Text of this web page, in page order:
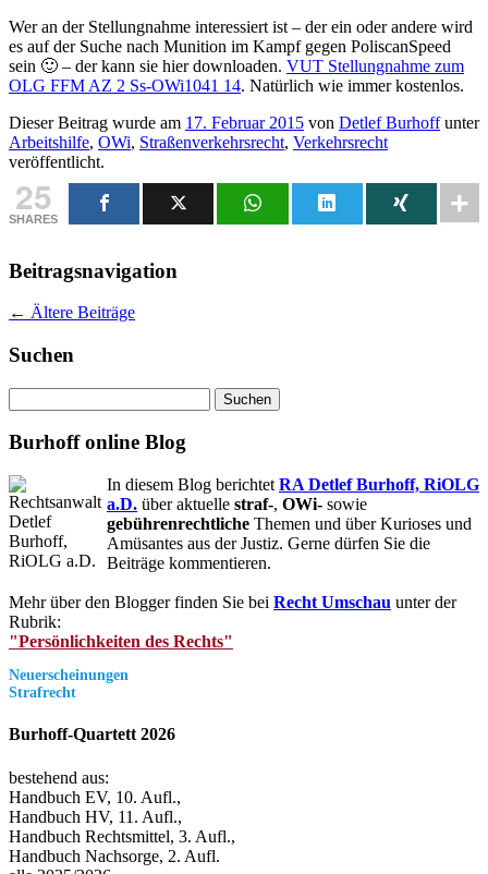
Wer an der Stellungnahme interessiert ist – der ein oder andere wird
es auf der Suche nach Munition im Kampf gegen PoliscanSpeed
sein 🙂 – der kann sie hier downloaden. VUT Stellungnahme zum
OLG FFM AZ 2 Ss-OWi1041 14. Natürlich wie immer kostenlos.
Dieser Beitrag wurde am 17. Februar 2015 von Detlef Burhoffunter
Arbeitshilfe, OWi, Straßenverkehrsrecht, Verkehrsrecht
veröffentlicht.
25
SHARES
Beitragsnavigation
← Ältere Beiträge
Suchen
nach:
Burhoff online Blog
In diesem Blog berichtet RA Detlef Burhoff, RiOLG
a.D. über aktuelle straf-, OWi- sowie
gebührenrechtliche Themen und über Kurioses und
Amüsantes aus der Justiz. Gerne dürfen Sie die
Beiträge kommentieren.
Mehr über den Blogger finden Sie bei Recht Umschau unter der
Rubrik:
"Persönlichkeiten des Rechts"
Neuerscheinungen
Strafrecht
Burhoff-Quartett 2026
bestehend aus:
Handbuch EV, 10. Aufl.,
Handbuch HV, 11. Aufl.,
Handbuch Rechtsmittel, 3. Aufl.,
Handbuch Nachsorge, 2. Aufl.